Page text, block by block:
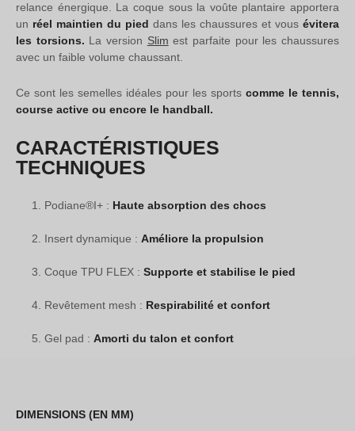
relance énergique. La coque sous la voûte plantaire apportera
un réel maintien du pied dans les chaussures et vous évitera
les torsions. La version Slim est parfaite pour les chaussures
avec un faible volume chaussant.
Ce sont les semelles idéales pour les sports comme le tennis,
course active ou encore le handball.
CARACTÉRISTIQUES
TECHNIQUES
Podiane®I+ : Haute absorption des chocs
Insert dynamique : Améliore la propulsion
Coque TPU FLEX : Supporte et stabilise le pied
Revêtement mesh : Respirabilité et confort
Gel pad : Amorti du talon et confort
DIMENSIONS (EN MM)